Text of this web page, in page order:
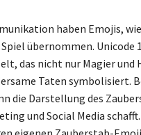
haben Emojis,
übernommen. Unicode
das nicht nur Magier
Taten symbolisiert.
die Darstellung des
und Social Media